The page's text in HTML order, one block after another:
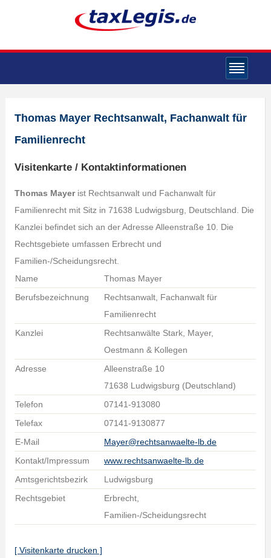
Thomas Mayer Rechtsanwalt, Fachanwalt für
Familienrecht
Visitenkarte / Kontaktinformationen
Thomas Mayerist Rechtsanwalt und Fachanwalt für
Familienrecht mit Sitz in 71638 Ludwigsburg, Deutschland. Die
Kanzlei befindet sich an der Adresse Alleenstraße 10. Die
Rechtsgebiete umfassen Erbrecht und
Familien-/Scheidungsrecht.
Name
Thomas Mayer
Berufsbezeichnung
Rechtsanwalt, Fachanwalt für
Familienrecht
Kanzlei
Rechtsanwälte Stark, Mayer,
Oestmann & Kollegen
Adresse
Alleenstraße 10
71638 Ludwigsburg (Deutschland)
Telefon
07141-913080
Telefax
07141-9130877
E-Mail
Mayer@rechtsanwaelte-lb.de
Kontakt/Impressum
www.rechtsanwaelte-lb.de
Amtsgerichtsbezirk
Ludwigsburg
Rechtsgebiet
Erbrecht,
Familien-/Scheidungsrecht
[ Visitenkarte drucken ]